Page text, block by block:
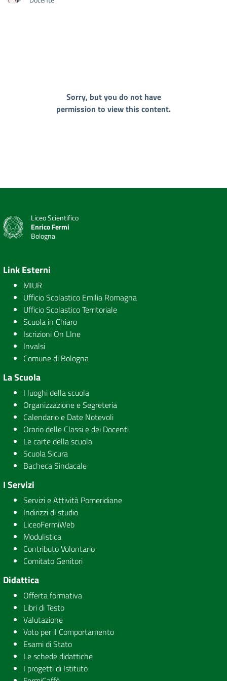
Sorry, but you do not have
permission to view this content.
Liceo Scientifico
Enrico Fermi
Bologna
Link Esterni
MIUR
Ufficio Scolastico Emilia Romagna
Ufficio Scolastico Territoriale
Scuola in Chiaro
Iscrizioni On LIne
Invalsi
Comune di Bologna
La Scuola
I luoghi della scuola
Organizzazione e Segreteria
Calendario e Date Notevoli
Orario delle Classi e dei Docenti
Le carte della scuola
Scuola Sicura
Bacheca Sindacale
I Servizi
Servizi e Attività Pomeridiane
Indirizzi di studio
LiceoFermiWeb
Modulistica
Contributo Volontario
Comitato Genitori
Didattica
Offerta formativa
Libri di Testo
Valutazione
Voto per il Comportamento
Esami di Stato
Le schede didattiche
I progetti di Istituto